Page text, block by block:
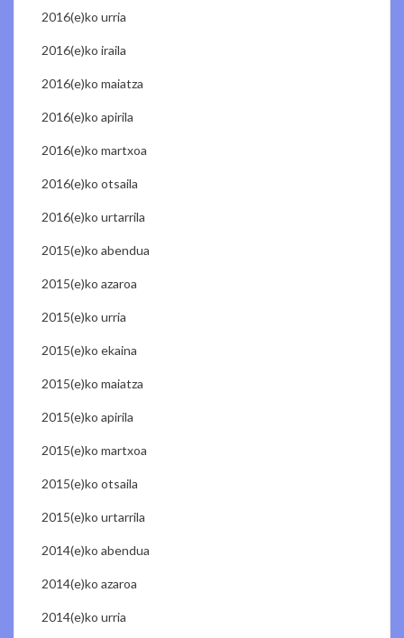
2016(e)ko urria
2016(e)ko iraila
2016(e)ko maiatza
2016(e)ko apirila
2016(e)ko martxoa
2016(e)ko otsaila
2016(e)ko urtarrila
2015(e)ko abendua
2015(e)ko azaroa
2015(e)ko urria
2015(e)ko ekaina
2015(e)ko maiatza
2015(e)ko apirila
2015(e)ko martxoa
2015(e)ko otsaila
2015(e)ko urtarrila
2014(e)ko abendua
2014(e)ko azaroa
2014(e)ko urria